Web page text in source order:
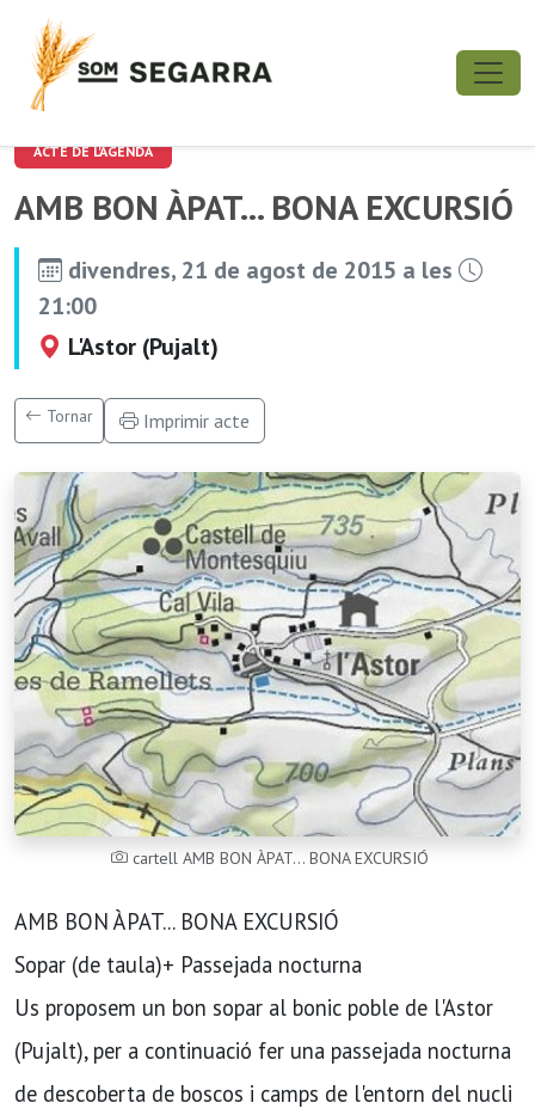
ACTE DE L'AGENDA
AMB BON ÀPAT... BONA EXCURSIÓ
divendres, 21 de agost de 2015 a les
21:00
L'Astor (Pujalt)
Tornar Imprimir acte
cartell AMB BON ÀPAT... BONA EXCURSIÓ
AMB BON ÀPAT... BONA EXCURSIÓ
Sopar (de taula)+ Passejada nocturna
Us proposem un bon sopar al bonic poble de l'Astor
(Pujalt), per a continuació fer una passejada nocturna
de descoberta de boscos i camps de l'entorn del nucli